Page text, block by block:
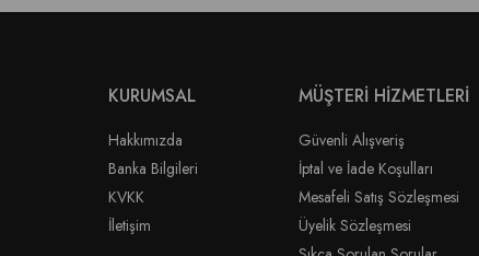
KURUMSAL
Hakkımızda
Banka Bilgileri
KVKK
İletişim
MÜŞTERİ HİZMETLERİ
Güvenli Alışveriş
İptal ve İade Koşulları
Mesafeli Satış Sözleşmesi
Üyelik Sözleşmesi